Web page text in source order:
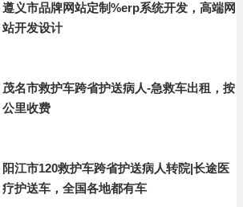
遵义市品牌网站定制%erp系统开发，高端网
站开发设计
茂名市救护车跨省护送病人-急救车出租，按
公里收费
阳江市120救护车跨省护送病人转院|长途医
疗护送车，全国各地都有车